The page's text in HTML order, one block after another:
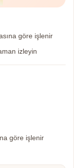
göre işlenir
izleyin
göre işlenir